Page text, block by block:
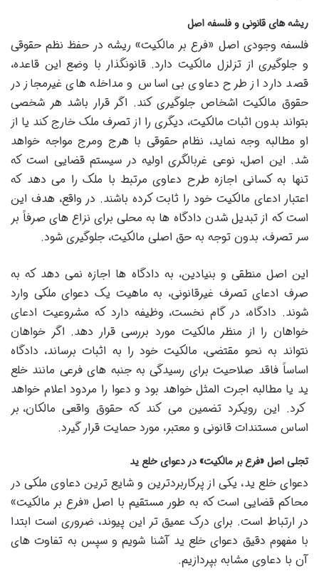
ریشه های قانونی و فلسفه اصل
فلسفه وجودی اصل «فرع بر مالکیت» ریشه در حفظ نظم حقوقی
و جلوگیری از تزلزل مالکیت دارد. قانونگذار با وضع این قاعده،
قصد دارد از طرح دعاوی بی اساس و مداخله های غیرمجاز در
حقوق مالکیت اشخاص جلوگیری کند. اگر قرار باشد هر شخصی
بتواند بدون اثبات مالکیت، دیگری را از تصرف ملک خارج کند یا از
او مطالبه وجه نماید، نظام حقوقی با هرج ومرج مواجه خواهد
شد. این اصل، نوعی غربالگری اولیه در سیستم قضایی است که
تنها به کسانی اجازه طرح دعاوی مرتبط با ملک را می دهد که
اعتبار ادعای مالکیت خود را ثابت کرده باشند. در واقع، هدف این
است که از تبدیل شدن دادگاه ها به محلی برای نزاع های صرفاً بر
سر تصرف، بدون توجه به حق اصلی مالکیت، جلوگیری شود.
این اصل منطقی و بنیادین، به دادگاه ها اجازه نمی دهد که به
صرف ادعای تصرف غیرقانونی، به ماهیت یک دعوای ملکی وارد
شوند. دادگاه، در گام نخست، وظیفه دارد که مشروعیت ادعای
خواهان را از منظر مالکیت مورد بررسی قرار دهد. اگر خواهان
نتواند به نحو مقتضی، مالکیت خود را به اثبات برساند، دادگاه
اساساً فاقد صلاحیت برای رسیدگی به جنبه های فرعی مانند خلع
ید یا مطالبه اجرت المثل خواهد بود و دعوا را مردود اعلام خواهد
کرد. این رویکرد تضمین می کند که حقوق واقعی مالکان، بر
اساس مستندات قانونی و معتبر، مورد حمایت قرار گیرد.
تجلی اصل «فرع بر مالکیت» در دعوای خلع ید
دعوای خلع ید، یکی از پرکاربردترین و شایع ترین دعاوی ملکی در
محاکم قضایی است که به طور مستقیم با اصل «فرع بر مالکیت»
در ارتباط است. برای درک عمیق تر این پیوند، ضروری است ابتدا
با مفهوم دقیق دعوای خلع ید آشنا شویم و سپس به تفاوت های
آن با دعاوی مشابه بپردازیم.